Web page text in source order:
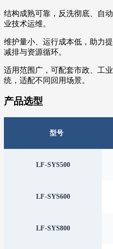
结构成熟可靠，反洗彻底、自
业技术运维。
维护量小、运行成本低，助力
减排与资源循环。
适用范围广，可配套市政、工
统，适配不同回用场景。
产品选型
型号
LF-SYS500
LF-SYS600
LF-SYS800